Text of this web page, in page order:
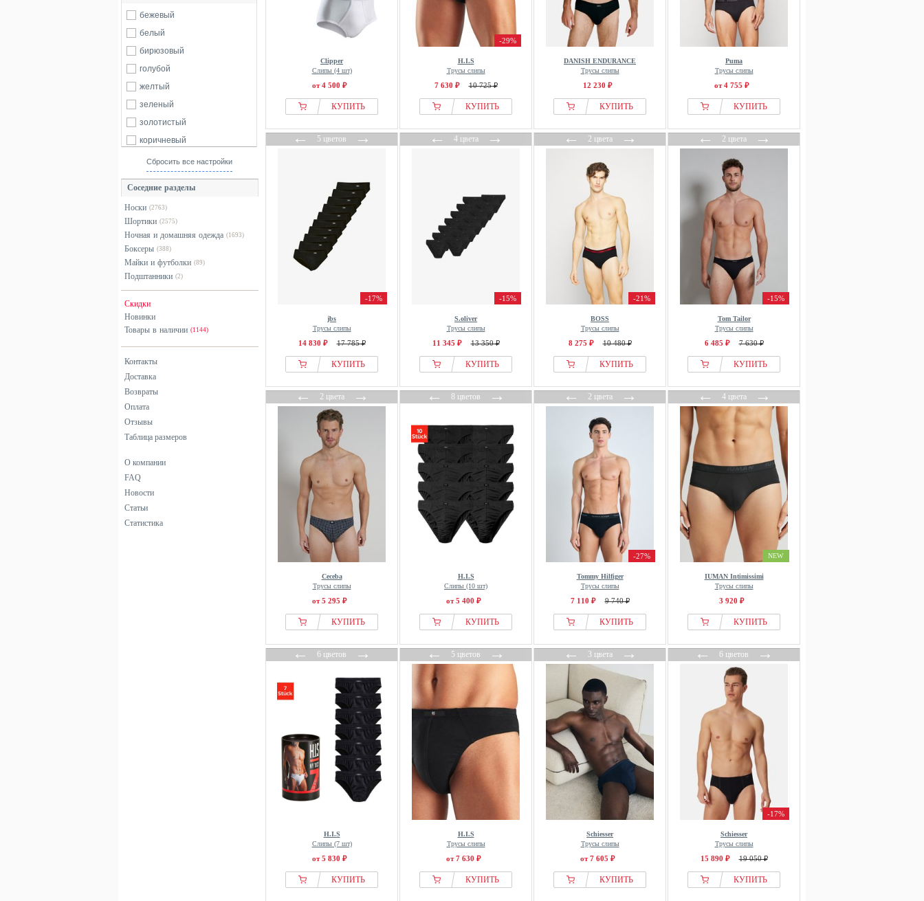
Copenhagen Studios
Cristiano Ronaldo CR7
Damart
DANISH ENDURANCE
Diesel
DIM
DSQUARED2
ellesse
Emporio Armani
Erwin Muuller
ESGE
Falke
From Germany With Love
G Gregory
GANT
GCDS
Götzburg
Hanro
Happy Size
Henderson
HERMKO
HOM
Icebreaker
Impetus
56 58
68 б/р
бежевый
белый
бирюзовый
голубой
желтый
зеленый
золотистый
коричневый
красный
разноцветный
розовый
серый
синий
хаки
черный
Сбросить все настройки
Соседние разделы
Носки (2763)
Шортики (2575)
Ночная и домашняя одежда (1693)
Боксеры (388)
Майки и футболки (89)
Подштанники (2)
Скидки
Новинки
Товары в наличии (1144)
Контакты
Доставка
Возвраты
Оплата
Отзывы
Таблица размеров
О компании
FAQ
Новости
Статьи
Статистика
Clipper
Слипы (4 шт)
от 4 500 ₽
КУПИТЬ
-29%
H.I.S
Трусы слипы
7 630 ₽ 10 725 ₽
КУПИТЬ
DANISH ENDURANCE
Трусы слипы
12 230 ₽
КУПИТЬ
Puma
Трусы слипы
от 4 755 ₽
КУПИТЬ
←5 цветов→
-17%
jbs
Трусы слипы
14 830 ₽ 17 785 ₽
КУПИТЬ
←4 цвета→
-15%
S.oliver
Трусы слипы
11 345 ₽ 13 350 ₽
КУПИТЬ
←2 цвета→
-21%
BOSS
Трусы слипы
8 275 ₽ 10 480 ₽
КУПИТЬ
←2 цвета→
-15%
Tom Tailor
Трусы слипы
6 485 ₽ 7 630 ₽
КУПИТЬ
←2 цвета→
Ceceba
Трусы слипы
от 5 295 ₽
КУПИТЬ
←8 цветов→
H.I.S
Слипы (10 шт)
от 5 400 ₽
КУПИТЬ
←2 цвета→
-27%
Tommy Hilfiger
Трусы слипы
7 110 ₽ 9 740 ₽
КУПИТЬ
←4 цвета→
NEW
IUMAN Intimissimi
Трусы слипы
3 920 ₽
КУПИТЬ
←6 цветов→
H.I.S
Слипы (7 шт)
от 5 830 ₽
КУПИТЬ
←5 цветов→
H.I.S
Трусы слипы
от 7 630 ₽
КУПИТЬ
←3 цвета→
Schiesser
Трусы слипы
от 7 605 ₽
КУПИТЬ
←6 цветов→
-17%
Schiesser
Трусы слипы
15 890 ₽ 19 050 ₽
КУПИТЬ